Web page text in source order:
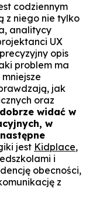
codziennym
z niego nie tylko
analitycy
UX
opis
problem ma
jak
oraz
widać w
w
jest Kidplace,
i
obecności,
z